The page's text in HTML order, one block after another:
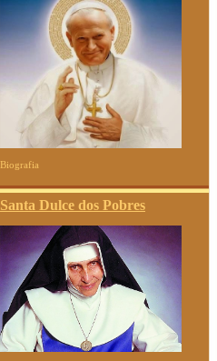
Biografia
Santa Dulce dos Pobres